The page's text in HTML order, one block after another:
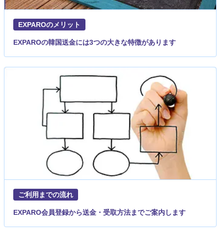
EXPAROのメリット
EXPAROの韓国送金には3つの大きな特徴があります
ご利用までの流れ
EXPARO会員登録から送金・受取方法までご案内します